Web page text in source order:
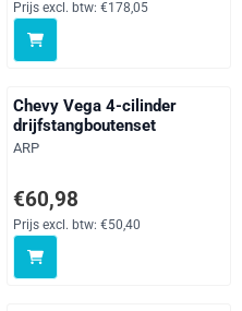
Prijs excl. btw: €178,05
Chevy Vega 4-cilinder
drijfstangboutenset
Merk:
ARP
Prijs: 60,98, exclusief btw: 50,40
€60,98
Prijs excl. btw: €50,40